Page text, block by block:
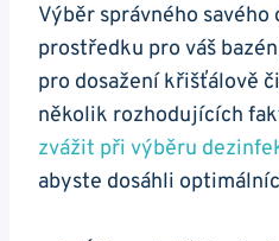
Výběr správného
prostředku pro váš
pro dosažení křišťálově
několik rozhodujících
zvážit při výběru
abyste dosáhli